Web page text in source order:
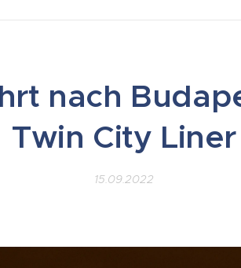
nach
Twin City Liner
15.09.2022